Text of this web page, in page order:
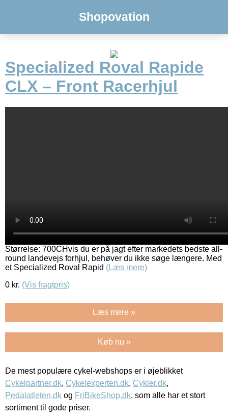
Shopovation
Specialized Roval Rapide
CLX – Front Racerhjul
Størrelse: 700CHvis du er på jagt efter markedets bedste all-
round landevejs forhjul, behøver du ikke søge længere. Med
et Specialized Roval Rapid (Læs mere)
0 kr. (Vis fragtpris)
Læs mere »
Køb nu »
De mest populære cykel-webshops er i øjeblikket
Cykelpartner.dk, Cykelexperten.dk, Cykler.dk,
Pedalatleten.dk og FriBikeShop.dk, som alle har et stort
sortiment til gode priser.